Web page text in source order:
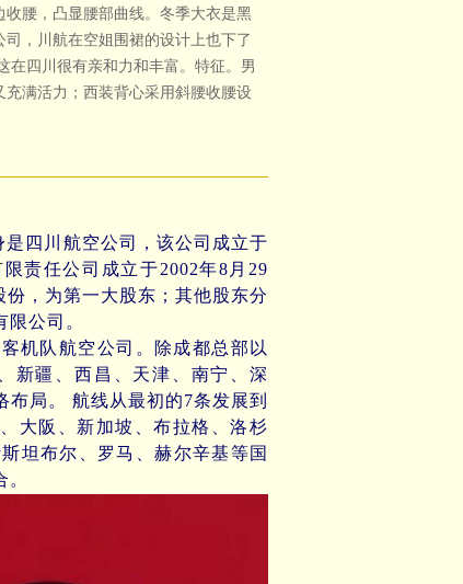
是四川航空公司，该公司成立于
责任公司成立于2002年8月29
，为第一大股东；其他股东分
公司。
机队航空公司。除成都总部以
新疆、西昌、天津、南宁、深
局。 航线从最初的7条发展到
大阪、新加坡、布拉格、洛杉
坦布尔、罗马、赫尔辛基等国
腰，凸显腰部曲线。冬季大衣是黑
，川航在空姐围裙的设计上也下了
在四川很有亲和力和丰富。特征。男
满活力；西装背心采用斜腰收腰设